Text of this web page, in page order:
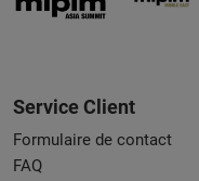
Service Client
Formulaire de contact
FAQ